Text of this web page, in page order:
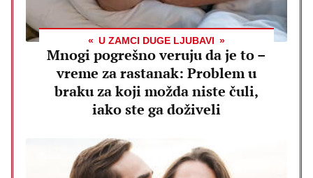
U ZAMCI DUGE LJUBAVI
Mnogi pogrešno veruju da je to –
vreme za rastanak: Problem u
braku za koji možda niste čuli,
iako ste ga doživeli